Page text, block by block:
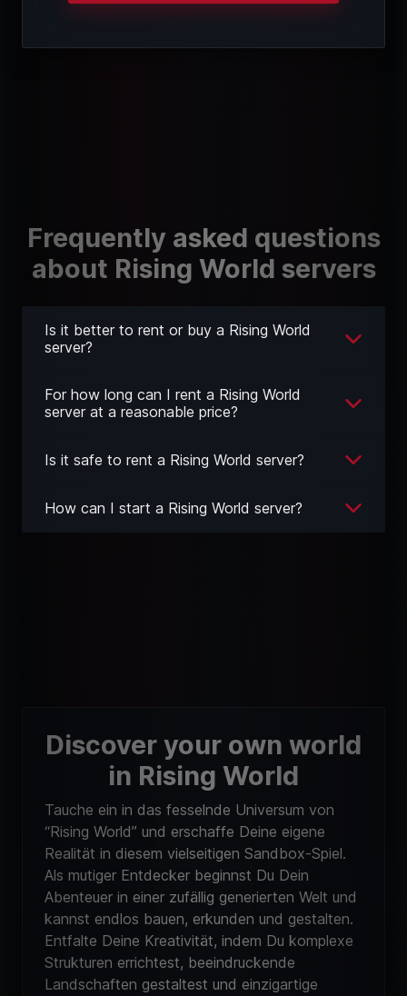
Frequently asked questions
about Rising World servers
Is it better to rent or buy a Rising World
server?
For how long can I rent a Rising World
server at a reasonable price?
Is it safe to rent a Rising World server?
How can I start a Rising World server?
Discover your own world
in Rising World
Tauche ein in das fesselnde Universum von
“Rising World” und erschaffe Deine eigene
Realität in diesem vielseitigen Sandbox-Spiel.
Als mutiger Entdecker beginnst Du Dein
Abenteuer in einer zufällig generierten Welt und
kannst endlos bauen, erkunden und gestalten.
Entfalte Deine Kreativität, indem Du komplexe
Strukturen errichtest, beeindruckende
Landschaften gestaltest und einzigartige